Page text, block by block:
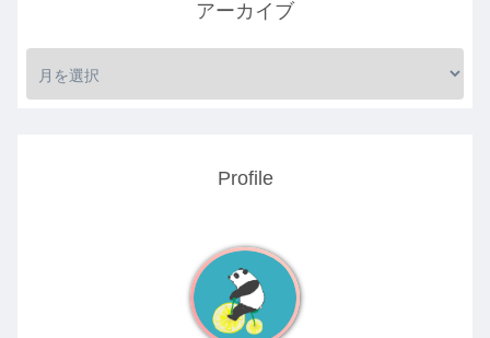
アーカイブ
Profile